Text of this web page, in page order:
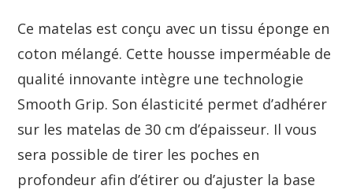
Ce matelas est conçu avec un tissu éponge en
coton mélangé. Cette housse imperméable de
qualité innovante intègre une technologie
Smooth Grip. Son élasticité permet d’adhérer
sur les matelas de 30 cm d’épaisseur. Il vous
sera possible de tirer les poches en
profondeur afin d’étirer ou d’ajuster la base